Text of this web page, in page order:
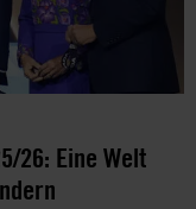
26: Eine Welt